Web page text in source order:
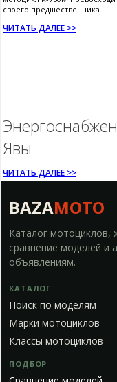
своего предшественника. ...
ЧИТАТЬ ДАЛЕЕ >>
Явы
ЧИТАТЬ ДАЛЕЕ >>
BAZAMOTO
Каталог мотоциклов,
сравнение моделей и
объявлениям.
КАТАЛОГ
Поиск по моделям
Марки мотоциклов
Классы мотоциклов
ПОДБОР